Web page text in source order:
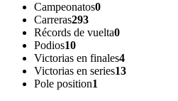
Campeonatos0
Carreras293
Récords de vuelta0
Podios10
Victorias en finales4
Victorias en series13
Pole position1